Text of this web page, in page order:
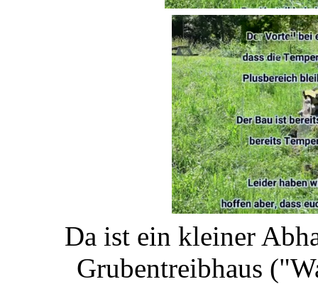
Da ist ein kleiner
Grubentreibhaus